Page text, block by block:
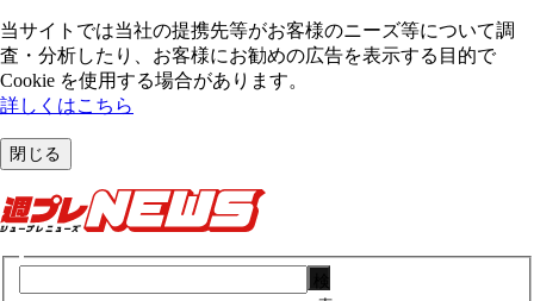
当サイトでは当社の提携先等がお客様のニーズ等について調
査・分析したり、お客様にお勧めの広告を表⽰する⽬的で
Cookie を使⽤する場合があります。
詳しくはこちら
閉じる